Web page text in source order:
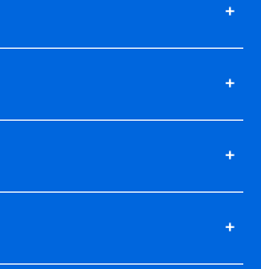
+
+
+
+